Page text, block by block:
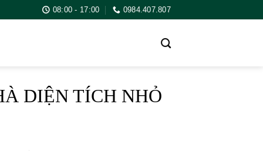
08:00 - 17:00 0984.407.807
DIỆN TÍCH NHỎ